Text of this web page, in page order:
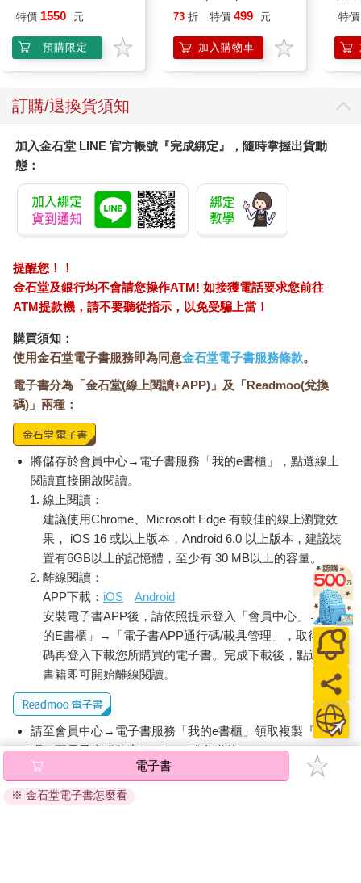
特價 1550 元
預購限定
edition)
73 折 特價 499 元
加入購物車
加購]
特價
訂購/退換貨須知
加入金石堂 LINE 官方帳號『完成綁定』，隨時掌握出貨動
態：
提醒您！！
金石堂及銀行均不會請您操作ATM! 如接獲電話要求您前往
ATM提款機，請不要聽從指示，以免受騙上當！
購買須知：
使用金石堂電子書服務即為同意金石堂電子書服務條款。
電子書分為「金石堂(線上閱讀+APP)」及「Readmoo(兌換
碼)」兩種：
將儲存於會員中心→電子書服務「我的e書櫃」，點選線上
閱讀直接開啟閱讀。
線上閱讀：
建議使用Chrome、Microsoft Edge 有較佳的線上瀏覽效
果， iOS 16 或以上版本，Android 6.0 以上版本，建議裝
置有6GB以上的記憶體，至少有 30 MB以上的容量。
離線閱讀：
APP下載： iOS
Android
安裝電子書APP後，請依照提示登入「會員中心」→「我
的E書櫃」→「電子書APP通行碼/載具管理」，取得通行
碼再登入下載您所購買的電子書。完成下載後，點選任一
書籍即可開始離線閱讀。
請至會員中心→電子書服務「我的e書櫃」領取複製『兌換
碼』至電子書服務商Readmoo進行兌換。
退換貨須知：
因版權保護，您在金石堂所購買的電子書僅能以金石堂專屬
電子書
※ 金石堂電子書怎麼看